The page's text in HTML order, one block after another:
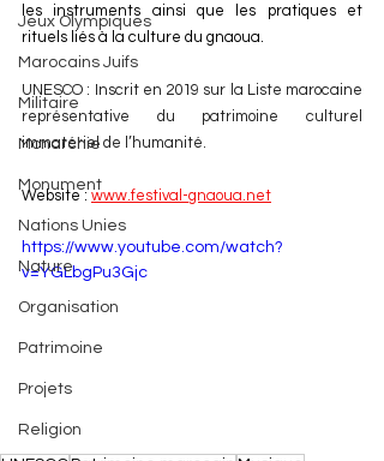
Jeux Olympiques
Marocains Juifs
Militaire
Monarchie
Monument
Nations Unies
Nature
Organisation
Patrimoine
Projets
Religion
les instruments ainsi que les pratiques et
rituels liés à la culture du gnaoua.
UNESCO : Inscrit en 2019 sur la Liste marocaine
représentative du patrimoine culturel
immatériel de l’humanité.
Website : www.festival-gnaoua.net
https://www.youtube.com/watch?
v=YGLbgPu3Gjc